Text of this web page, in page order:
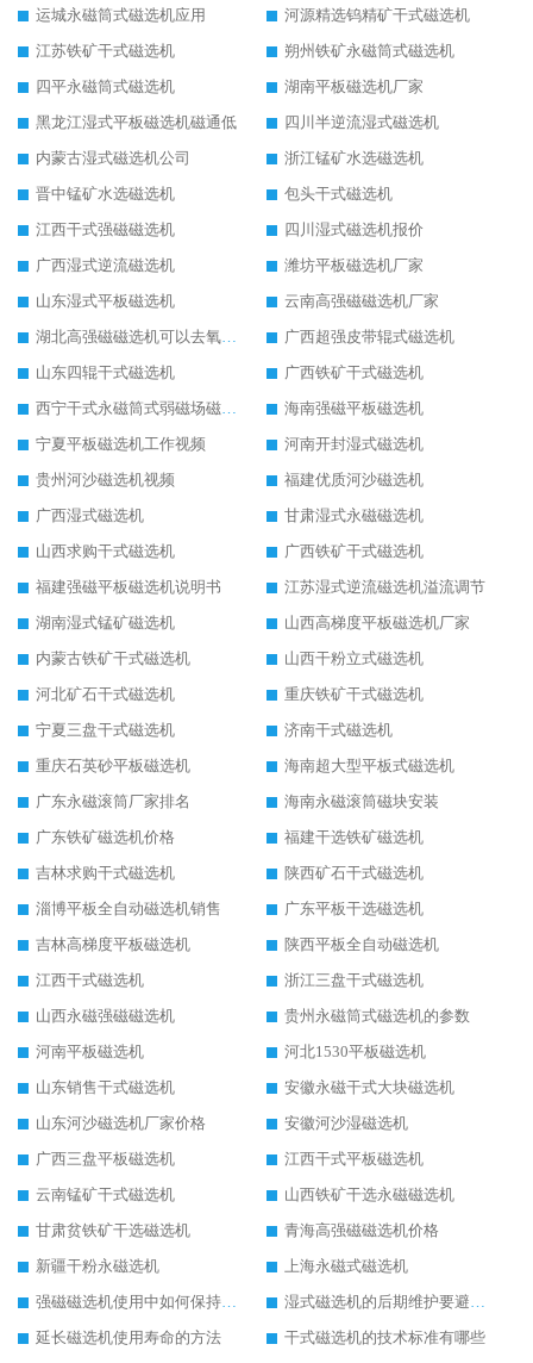
运城永磁筒式磁选机应用
河源精选钨精矿干式磁选机
江苏铁矿干式磁选机
朔州铁矿永磁筒式磁选机
四平永磁筒式磁选机
湖南平板磁选机厂家
黑龙江湿式平板磁选机磁通低
四川半逆流湿式磁选机
内蒙古湿式磁选机公司
浙江锰矿水选磁选机
晋中锰矿水选磁选机
包头干式磁选机
江西干式强磁磁选机
四川湿式磁选机报价
广西湿式逆流磁选机
潍坊平板磁选机厂家
山东湿式平板磁选机
云南高强磁磁选机厂家
湖北高强磁磁选机可以去氧化铝
广西超强皮带辊式磁选机
山东四辊干式磁选机
广西铁矿干式磁选机
西宁干式永磁筒式弱磁场磁选机结构图
海南强磁平板磁选机
宁夏平板磁选机工作视频
河南开封湿式磁选机
贵州河沙磁选机视频
福建优质河沙磁选机
广西湿式磁选机
甘肃湿式永磁磁选机
山西求购干式磁选机
广西铁矿干式磁选机
福建强磁平板磁选机说明书
江苏湿式逆流磁选机溢流调节
湖南湿式锰矿磁选机
山西高梯度平板磁选机厂家
内蒙古铁矿干式磁选机
山西干粉立式磁选机
河北矿石干式磁选机
重庆铁矿干式磁选机
宁夏三盘干式磁选机
济南干式磁选机
重庆石英砂平板磁选机
海南超大型平板式磁选机
广东永磁滚筒厂家排名
海南永磁滚筒磁块安装
广东铁矿磁选机价格
福建干选铁矿磁选机
吉林求购干式磁选机
陕西矿石干式磁选机
淄博平板全自动磁选机销售
广东平板干选磁选机
吉林高梯度平板磁选机
陕西平板全自动磁选机
江西干式磁选机
浙江三盘干式磁选机
山西永磁强磁磁选机
贵州永磁筒式磁选机的参数
河南平板磁选机
河北1530平板磁选机
山东销售干式磁选机
安徽永磁干式大块磁选机
山东河沙磁选机厂家价格
安徽河沙湿磁选机
广西三盘平板磁选机
江西干式平板磁选机
云南锰矿干式磁选机
山西铁矿干选永磁磁选机
甘肃贫铁矿干选磁选机
青海高强磁磁选机价格
新疆干粉永磁选机
上海永磁式磁选机
强磁磁选机使用中如何保持其顺畅运行
湿式磁选机的后期维护要避开哪些坑
延长磁选机使用寿命的方法
干式磁选机的技术标准有哪些